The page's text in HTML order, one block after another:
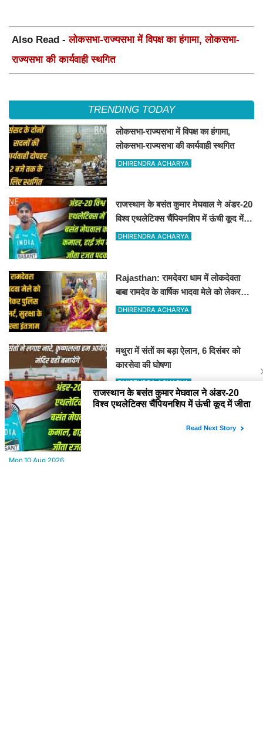
Also Read -लोकसभा-राज्यसभा में विपक्ष का हंगामा, लोकसभा-
राज्यसभा की कार्यवाही स्थगित
TRENDING TODAY
लोकसभा-राज्यसभा में विपक्ष का हंगामा,
लोकसभा-राज्यसभा की कार्यवाही स्थगित
DHIRENDRA ACHARYA
राजस्थान के बसंत कुमार मेघवाल ने अंडर-20
विश्व एथलेटिक्स चैंपियनशिप में ऊंची कूद में
जीता रजत पदक
DHIRENDRA ACHARYA
Rajasthan: रामदेवरा धाम में लोकदेवता
बाबा रामदेव के वार्षिक भादवा मेले को लेकर
तैयारियां पूरी
DHIRENDRA ACHARYA
मथुरा में संतों का बड़ा ऐलान, 6 दिसंबर को
कारसेवा की घोषणा
DHIRENDRA ACHARYA
Mon,10 Aug 2026